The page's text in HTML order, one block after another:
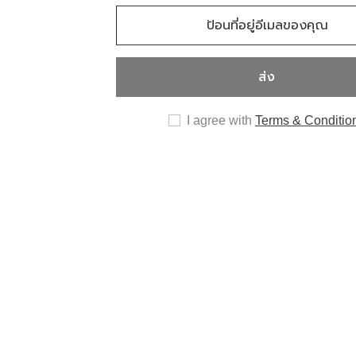
ส่ง
I agree with Terms &